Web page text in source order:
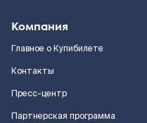
Компания
Главное о Купибилете
Контакты
Пресс-центр
Партнерская программа